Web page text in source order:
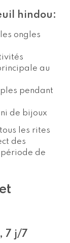
hindou:
ongles
au
pendant
de bijoux
les rites
des
période de
7 j/7